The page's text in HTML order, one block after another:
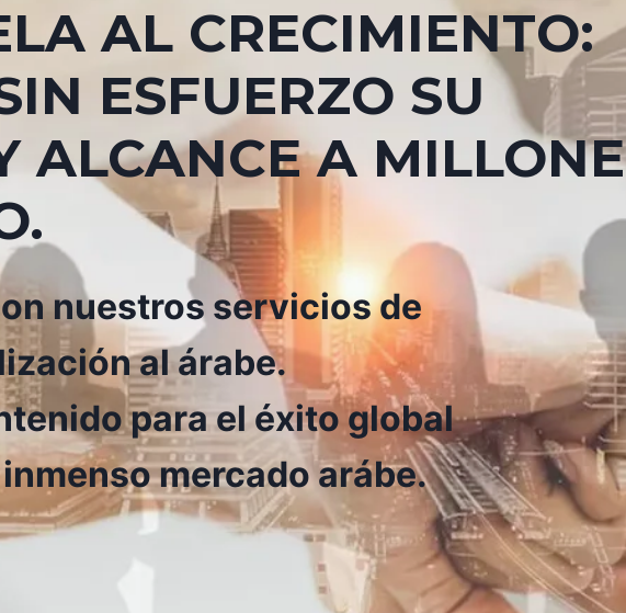
AL CRECIMIENTO:
ESFUERZO SU
ALCANCE A
nuestros servicios de
al árabe.
para el éxito global
mercado arábe.